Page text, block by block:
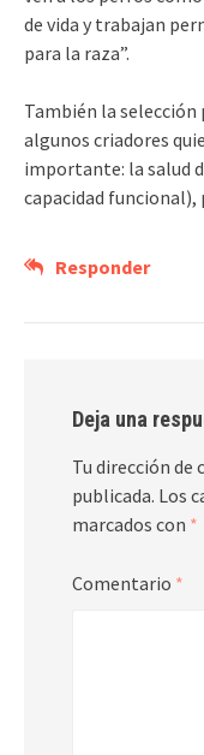
de vida y trabajan
para la raza”.
También la
algunos criadores
importante: la salud
capacidad
Responder
Deja una
Tu dirección de
publicada. Los
marcados con *
Comentario *